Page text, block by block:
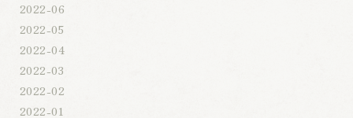
2022-06
2022-05
2022-04
2022-03
2022-02
2022-01